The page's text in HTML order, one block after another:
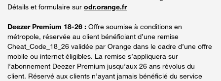
Détails et formulaire sur odr.orange.fr
Deezer Premium 18-26 : Offre soumise à conditions en
métropole, réservée au client bénéficiant d’une remise
Cheat_Code_18_26 validée par Orange dans le cadre d’une offre
mobile ou internet éligibles. La remise s’appliquera sur
l’abonnement Deezer Premium jusqu’aux 26 ans révolus du
client. Réservé aux clients n’ayant jamais bénéficié du service